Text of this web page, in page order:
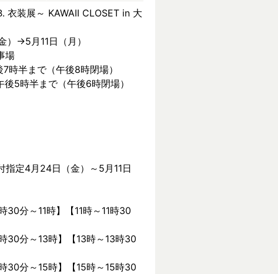
衣装展～ KAWAII CLOSET in 大
→5月11日（月）
場
時半まで（午後8時閉場）
5時半まで（午後6時閉場）
指定4月24日（金）～5月11日
30分～11時】【11時～11時30
30分～13時】【13時～13時30
30分～15時】【15時～15時30